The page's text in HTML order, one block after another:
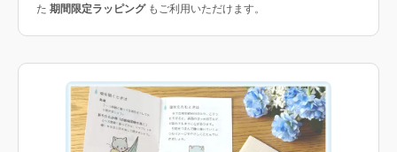
た 期間限定ラッピングもご利用いただけます。